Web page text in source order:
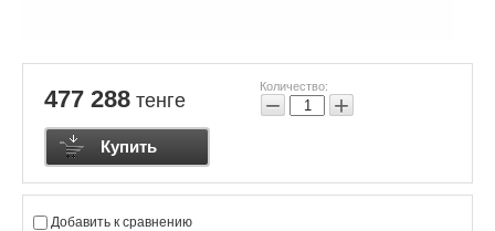
477 288 тенге
Количество:
− +
Купить
Добавить к сравнению